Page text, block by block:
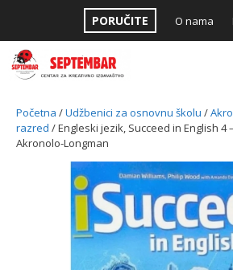
content
PORUČITE O nama
Početna /Udžbenici za osnovnu školu /
razred / Engleski jezik, Succeed in English
Akronolo-Longman